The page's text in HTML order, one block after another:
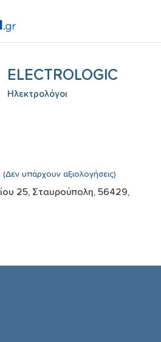
ELECTROLOGIC
Ηλεκτρολόγοι
(Δεν υπάρχουν αξιολογήσεις)
25, Σταυρούπολη, 56429,